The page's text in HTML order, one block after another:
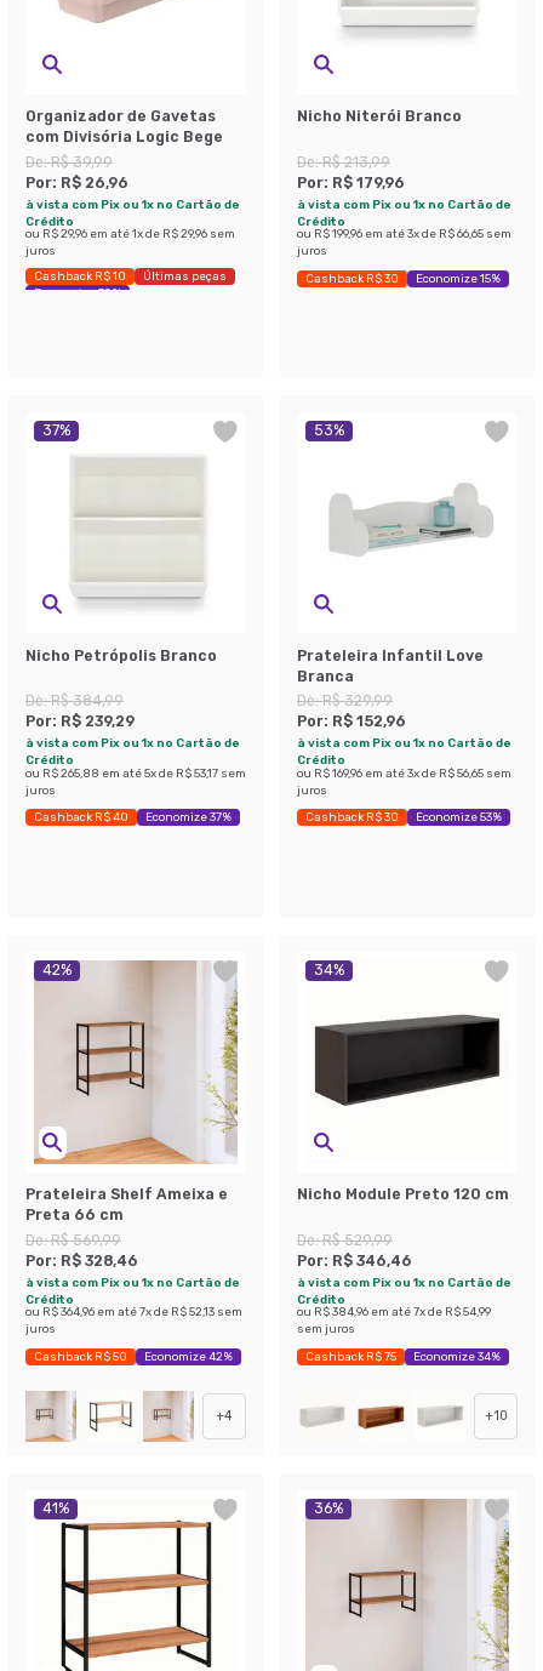
Organizador de Gavetas
com Divisória Logic Bege
De:R$ 39,99
Por: R$ 26,96
à vista com Pix ou 1x no Cartão de
Crédito
ou R$ 29,96 em até1x de R$ 29,96 sem
juros
Cashback R$ 10
Últimas peças
Economize 32%
Nicho Niterói Branco
De:R$ 213,99
Por: R$ 179,96
à vista com Pix ou 1x no Cartão de
Crédito
ou R$ 199,96 em até3x de R$ 66,65 sem
juros
Cashback R$ 30 Economize 15%
37%
Nicho Petrópolis Branco
De:R$ 384,99
Por: R$ 239,29
à vista com Pix ou 1x no Cartão de
Crédito
ou R$ 265,88 em até5x de R$ 53,17 sem
juros
Cashback R$ 40 Economize 37%
53%
Prateleira Infantil Love
Branca
De:R$ 329,99
Por: R$ 152,96
à vista com Pix ou 1x no Cartão de
Crédito
ou R$ 169,96 em até3x de R$ 56,65 sem
juros
Cashback R$ 30 Economize 53%
42%
Prateleira Shelf Ameixa e
Preta 66 cm
De:R$ 569,99
Por: R$ 328,46
à vista com Pix ou 1x no Cartão de
Crédito
ou R$ 364,96 em até7x de R$ 52,13 sem
juros
Cashback R$ 50 Economize 42%
+4
34%
Nicho Module Preto 120 cm
De:R$ 529,99
Por: R$ 346,46
à vista com Pix ou 1x no Cartão de
Crédito
ou R$ 384,96 em até7x de R$ 54,99
sem juros
Cashback R$ 75 Economize 34%
+10
41% 36%